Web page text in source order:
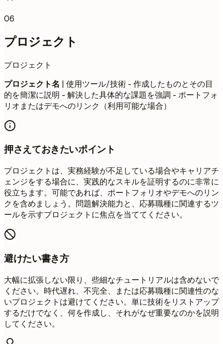
06
プロジェクト
プロジェクト
プロジェクト名 | 使用ツール/技術 - 作成したものとその目
的を簡潔に説明 - 解決した具体的な課題を強調 - ポートフォ
リオまたはデモへのリンク（利用可能な場合）
押さえておきたいポイント
プロジェクトは、実務経験が不足している場合やキャリアチ
ェンジをする場合に、実践的なスキルを証明するのに非常に
役立ちます。可能であれば、ポートフォリオやデモへのリン
クを含めましょう。問題解決能力と、応募職種に関連するツ
ールを示すプロジェクトに焦点を当ててください。
避けたい書き方
大幅に拡張しない限り、些細なチュートリアルは含めないで
ください。時代遅れ、不完全、または応募職種に関連性のな
いプロジェクトは避けてください。単に技術をリストアップ
するだけでなく、何を作成し、それがなぜ重要なのかを説明
してください。